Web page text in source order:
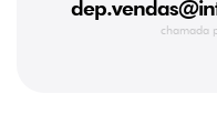
chamada